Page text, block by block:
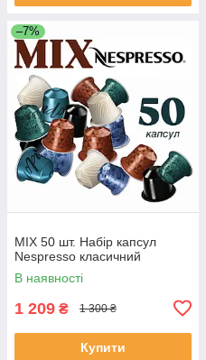
–7%
МІХ 50 шт. Набір капсул
Nespresso класичний
В наявності
1 209 ₴ 1 300 ₴
Купити